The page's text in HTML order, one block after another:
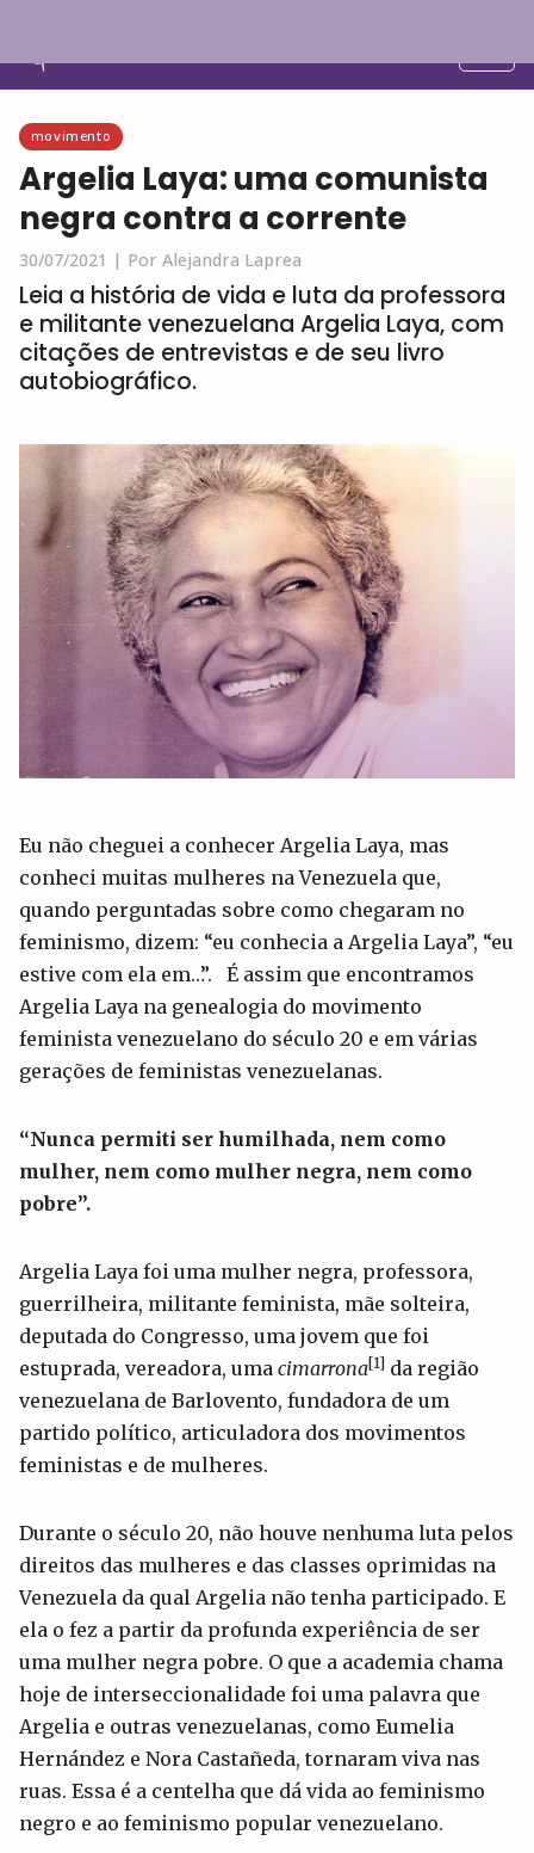
movimento
Argelia Laya: uma comunista
negra contra a corrente
30/07/2021 | Por Alejandra Laprea
Leia a história de vida e luta da professora
e militante venezuelana Argelia Laya, com
citações de entrevistas e de seu livro
autobiográfico.
Eu não cheguei a conhecer Argelia Laya, mas
conheci muitas mulheres na Venezuela que,
quando perguntadas sobre como chegaram no
feminismo, dizem: “eu conhecia a Argelia Laya”, “eu
estive com ela em…”. É assim que encontramos
Argelia Laya na genealogia do movimento
feminista venezuelano do século 20 e em várias
gerações de feministas venezuelanas.
“Nunca permiti ser humilhada, nem como
mulher, nem como mulher negra, nem como
pobre”.
Argelia Laya foi uma mulher negra, professora,
guerrilheira, militante feminista, mãe solteira,
deputada do Congresso, uma jovem que foi
estuprada, vereadora, uma cimarrona[1] da região
venezuelana de Barlovento, fundadora de um
partido político, articuladora dos movimentos
feministas e de mulheres.
Durante o século 20, não houve nenhuma luta pelos
direitos das mulheres e das classes oprimidas na
Venezuela da qual Argelia não tenha participado. E
ela o fez a partir da profunda experiência de ser
uma mulher negra pobre. O que a academia chama
hoje de interseccionalidade foi uma palavra que
Argelia e outras venezuelanas, como Eumelia
Hernández e Nora Castañeda, tornaram viva nas
ruas. Essa é a centelha que dá vida ao feminismo
negro e ao feminismo popular venezuelano.